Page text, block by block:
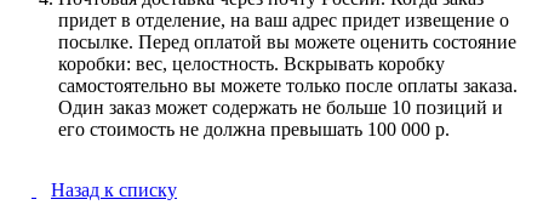
придет в отделение, на ваш адрес придет извещение о
посылке. Перед оплатой вы можете оценить состояние
коробки: вес, целостность. Вскрывать коробку
самостоятельно вы можете только после оплаты заказа.
Один заказ может содержать не больше 10 позиций и
его стоимость не должна превышать 100 000 р.
Назад к списку